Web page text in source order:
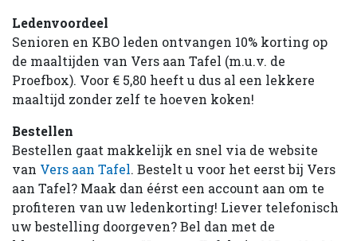
Ledenvoordeel
Senioren en KBO leden ontvangen 10% korting op
de maaltijden van Vers aan Tafel (m.u.v. de
Proefbox). Voor € 5,80 heeft u dus al een lekkere
maaltijd zonder zelf te hoeven koken!
Bestellen
Bestellen gaat makkelijk en snel via de website
van Vers aan Tafel. Bestelt u voor het eerst bij Vers
aan Tafel? Maak dan éérst een account aan om te
profiteren van uw ledenkorting! Liever telefonisch
uw bestelling doorgeven? Bel dan met de